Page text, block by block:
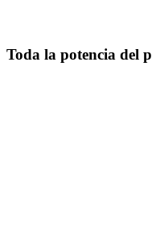
Toda la potencia del